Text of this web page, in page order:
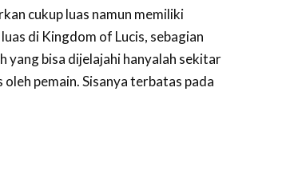
cukup luas namun memiliki
di Kingdom of Lucis, sebagian
yang bisa dijelajahi hanyalah sekitar
pemain. Sisanya terbatas pada